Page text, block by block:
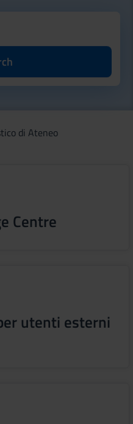
di Ateneo
Centre
utenti esterni